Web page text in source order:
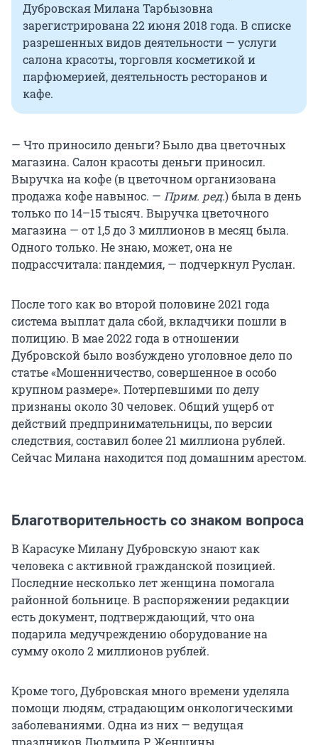
Дубровская Милана Тарбызовна
зарегистрирована 22 июня 2018 года. В списке
разрешенных видов деятельности — услуги
салона красоты, торговля косметикой и
парфюмерией, деятельность ресторанов и
кафе.
— Что приносило деньги? Было два цветочных
магазина. Салон красоты деньги приносил.
Выручка на кофе (в цветочном организована
продажа кофе навынос. — Прим. ред.) была в день
только по 14–15 тысяч. Выручка цветочного
магазина — от 1,5 до 3 миллионов в месяц была.
Одного только. Не знаю, может, она не
подрассчитала: пандемия, — подчеркнул Руслан.
После того как во второй половине 2021 года
система выплат дала сбой, вкладчики пошли в
полицию. В мае 2022 года в отношении
Дубровской было возбуждено уголовное дело по
статье «Мошенничество, совершенное в особо
крупном размере». Потерпевшими по делу
признаны около 30 человек. Общий ущерб от
действий предпринимательницы, по версии
следствия, составил более 21 миллиона рублей.
Сейчас Милана находится под домашним арестом.
Благотворительность со знаком вопроса
В Карасуке Милану Дубровскую знают как
человека с активной гражданской позицией.
Последние несколько лет женщина помогала
районной больнице. В распоряжении редакции
есть документ, подтверждающий, что она
подарила медучреждению оборудование на
сумму около 2 миллионов рублей.
Кроме того, Дубровская много времени уделяла
помощи людям, страдающим онкологическими
заболеваниями. Одна из них — ведущая